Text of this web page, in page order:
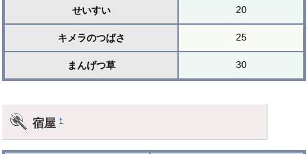
せいすい 20
キメラのつばさ 25
まんげつ草 30
宿屋†